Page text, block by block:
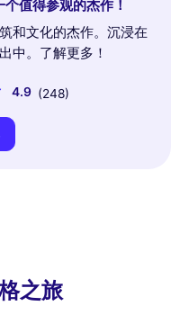
值得参观的杰作！
和文化的杰作。沉浸在
中。了解更多！
4.9 (248)
之旅